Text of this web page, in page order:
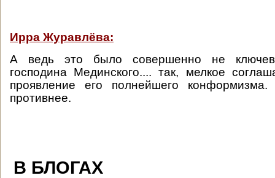
Ирра Журавлёва:
А ведь это было совершенно не
господина Мединского.... так, мелкое
проявление его полнейшего
противнее.
В БЛОГАХ